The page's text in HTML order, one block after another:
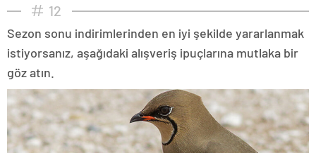
12
Sezon sonu indirimlerinden en iyi şekilde yararlanmak
istiyorsanız, aşağıdaki alışveriş ipuçlarına mutlaka bir
göz atın.